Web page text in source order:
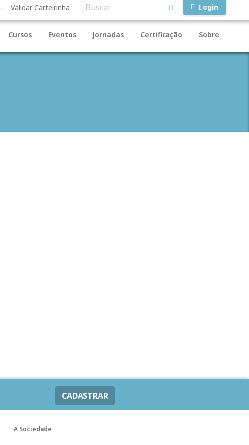
Validar Carteirinha Login
Cursos Eventos Jornadas Certificação Sobre
CADASTRAR
A Sociedade